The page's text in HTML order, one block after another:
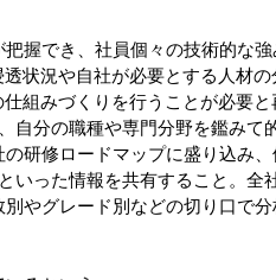
握でき、社員個々の技術的な強
状況や自社が必要とする人材
組みづくりを行うことが必要と
分の職種や専門分野を鑑みて
研修ロードマップに盛り込み、
いった情報を共有すること。全
やグレード別などの切り口で